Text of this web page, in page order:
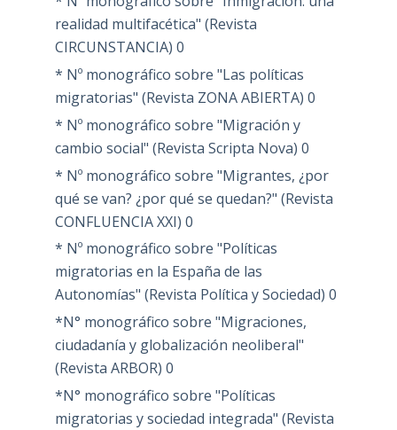
realidad multifacética" (Revista
CIRCUNSTANCIA) 0
* Nº monográfico sobre "Las políticas
migratorias" (Revista ZONA ABIERTA) 0
* Nº monográfico sobre "Migración y
cambio social" (Revista Scripta Nova) 0
* Nº monográfico sobre "Migrantes, ¿por
qué se van? ¿por qué se quedan?" (Revista
CONFLUENCIA XXI) 0
* Nº monográfico sobre "Políticas
migratorias en la España de las
Autonomías" (Revista Política y Sociedad) 0
*N° monográfico sobre "Migraciones,
ciudadanía y globalización neoliberal"
(Revista ARBOR) 0
*N° monográfico sobre "Políticas
migratorias y sociedad integrada" (Revista